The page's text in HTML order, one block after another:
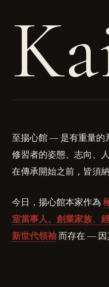
至揚心館 ― 是有重量的
修習者的姿態、志向、
在傳承開始之前，皆須納
今日，揚心館本家作為
室當事人、創業家族、
新世代領袖而存在 ― 因